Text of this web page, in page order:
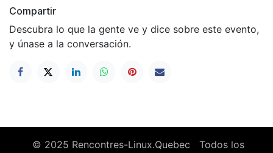
Compartir
Descubra lo que la gente ve y dice sobre este evento,
y únase a la conversación.
© 2025 Rencontres-Linux.Quebec Todos los